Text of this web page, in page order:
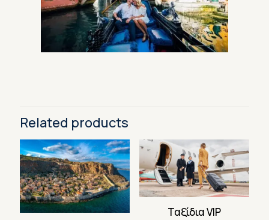
Related products
Ταξίδια VIP